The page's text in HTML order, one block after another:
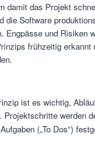
damit das Projekt
die Software
Engpässe und Risiken
frühzeitig erkannt
ist es wichtig,
. Projektschritte werden
(„To Dos“)